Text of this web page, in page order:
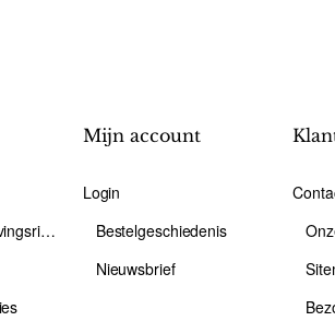
Aanzoeks-/Verlovingsring
Mijn account
Login
Bestelgeschiedenis
Nieuwsbrief